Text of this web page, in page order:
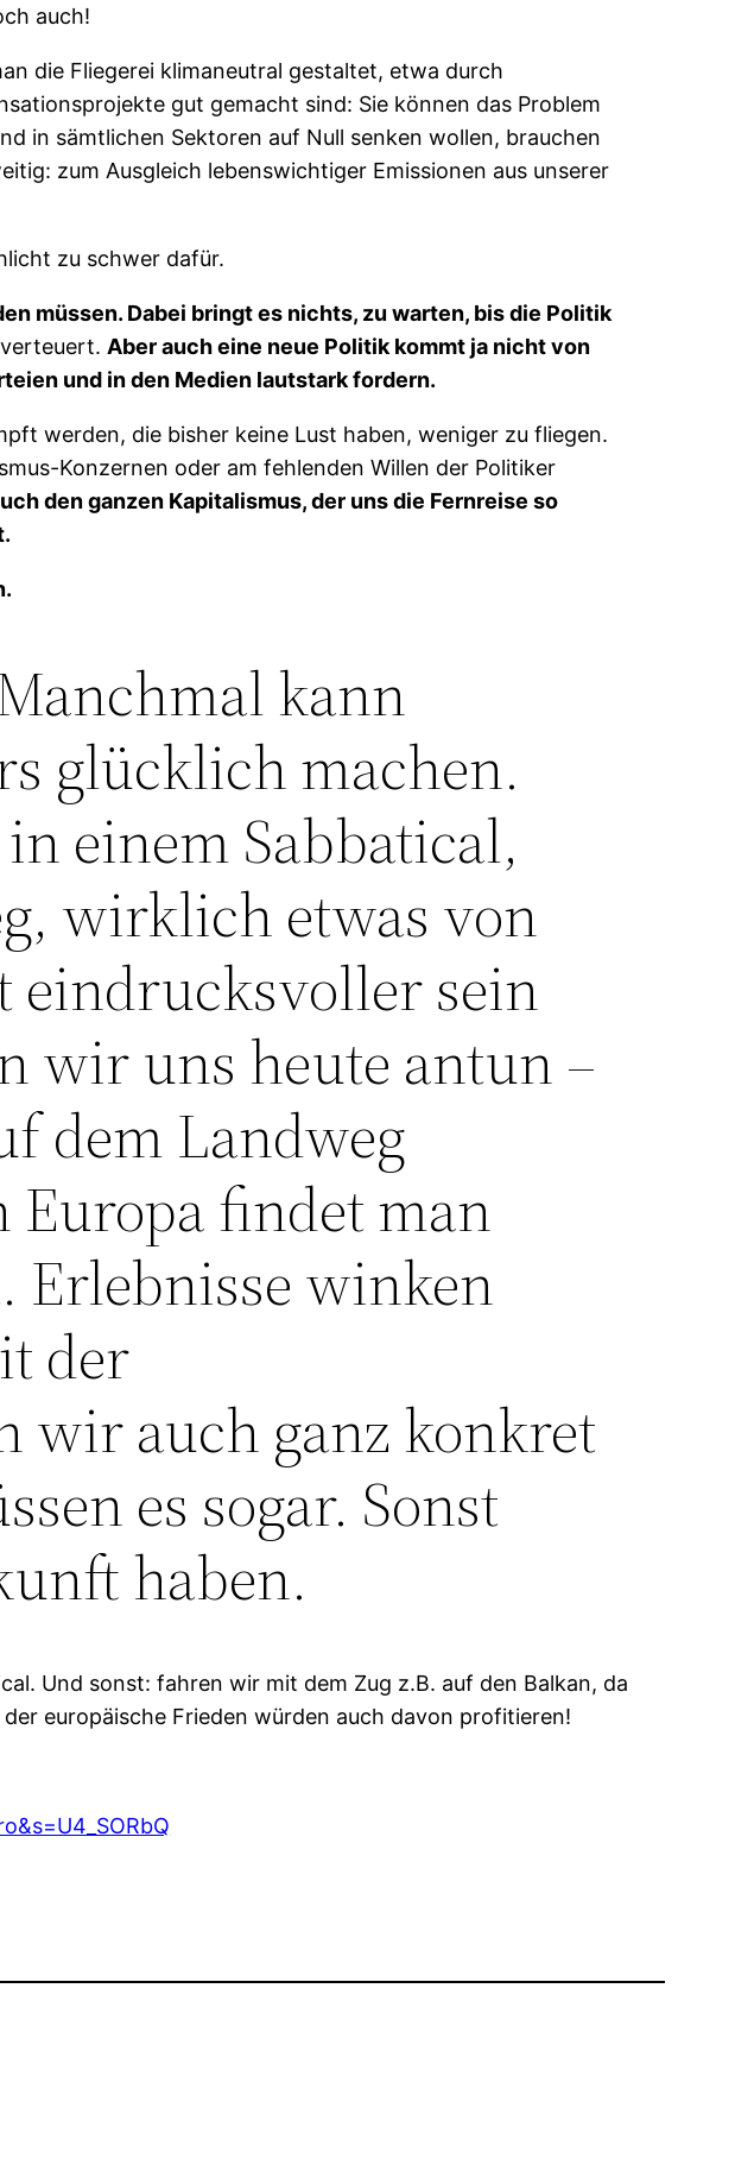
auch!
die Fliegerei klimaneutral gestaltet, etwa durch
gut gemacht sind: Sie können das Problem
in sämtlichen Sektoren auf Null senken wollen, brauchen
zum Ausgleich lebenswichtiger Emissionen aus unserer
zu schwer dafür.
müssen. Dabei bringt es nichts, zu warten, bis die Politik
Aber auch eine neue Politik kommt ja nicht von
und in den Medien lautstark fordern.
werden, die bisher keine Lust haben, weniger zu fliegen.
Konzernen oder am fehlenden Willen der Politiker
den ganzen Kapitalismus, der uns die Fernreise so
kann
glücklich machen.
einem Sabbatical,
wirklich etwas von
eindrucksvoller sein
wir uns heute antun –
dem Landweg
Europa findet man
Erlebnisse winken
der
wir auch ganz konkret
es sogar. Sonst
haben.
Und sonst: fahren wir mit dem Zug z.B. auf den Balkan, da
europäische Frieden würden auch davon profitieren!